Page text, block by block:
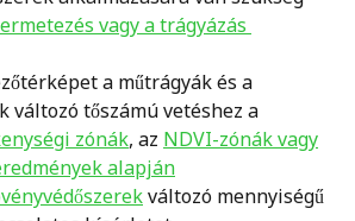
vagy a trágyázás
a műtrágyák és a
változó tőszámú vetéshez a
zónák, az NDVI-zónák vagy
alapján
változó mennyiségű